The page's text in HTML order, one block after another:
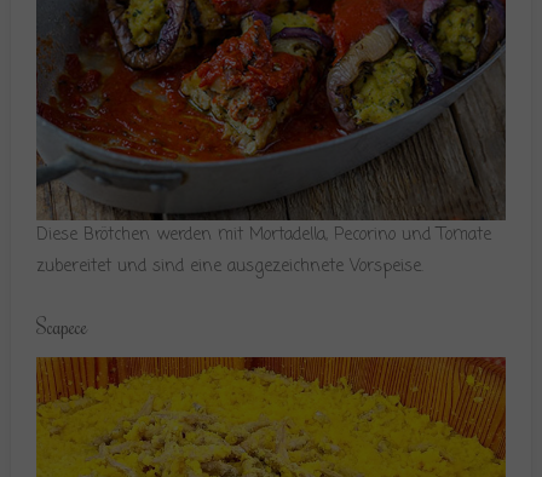
Diese Brötchen werden mit Mortadella, Pecorino und Tomate
zubereitet und sind eine ausgezeichnete Vorspeise.
Scapece